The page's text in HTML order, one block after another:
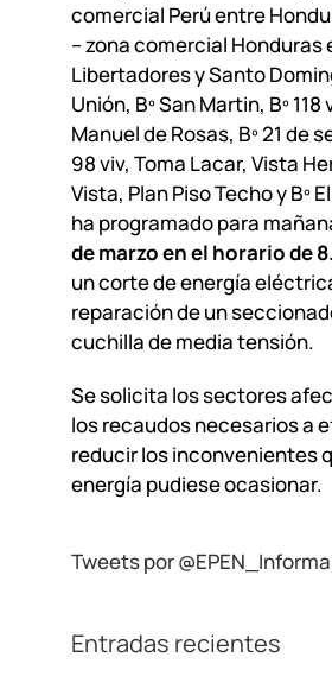
comercial Perú entre
– zona comercial Honduras
Libertadores y Santo
Unión, Bº San Martin, Bº 118
Manuel de Rosas, Bº 21 de
98 viv, Toma Lacar, Vista
Vista, Plan Piso Techo y Bº
ha programado para
de marzo en el horario de
un corte de energía
reparación de un
cuchilla de media tensión.
Se solicita los sectores
los recaudos necesarios a
reducir los inconvenientes
energía pudiese ocasionar.
Tweets por @EPEN_Informa
Entradas recientes